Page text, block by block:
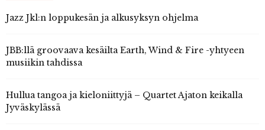
Jazz Jkl:n loppukesän ja alkusyksyn ohjelma
JBB:llä groovaava kesäilta Earth, Wind & Fire -yhtyeen
musiikin tahdissa
Hullua tangoa ja kieloniittyjä – Quartet Ajaton keikalla
Jyväskylässä